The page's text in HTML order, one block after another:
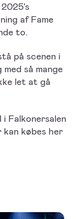
af Fame
to.
på scenen i
så mange
let at gå
Falkonersalen
kan købes her